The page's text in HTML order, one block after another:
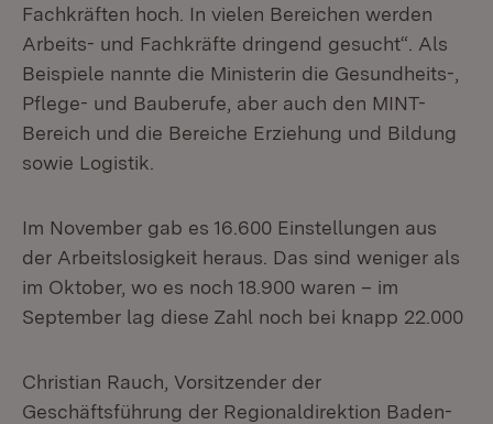
Fachkräften hoch. In vielen Bereichen werden
Arbeits- und Fachkräfte dringend gesucht“. Als
Beispiele nannte die Ministerin die Gesundheits-,
Pflege- und Bauberufe, aber auch den MINT-
Bereich und die Bereiche Erziehung und Bildung
sowie Logistik.
Im November gab es 16.600 Einstellungen aus
der Arbeitslosigkeit heraus. Das sind weniger als
im Oktober, wo es noch 18.900 waren – im
September lag diese Zahl noch bei knapp 22.000
Christian Rauch, Vorsitzender der
Geschäftsführung der Regionaldirektion Baden-